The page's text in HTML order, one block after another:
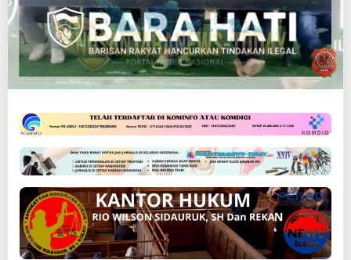
:
M
a
s
y
a
a
k
a
t
S
i
a
n
t
a